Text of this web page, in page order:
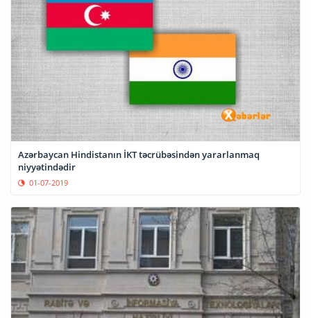
Azərbaycan Hindistanın İKT təcrübəsindən yararlanmaq
niyyətindədir
01-07-2019